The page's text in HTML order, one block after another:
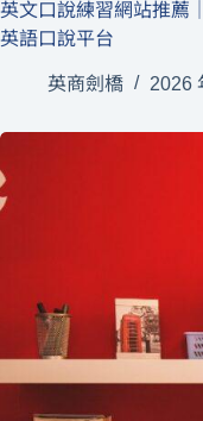
英文口說練習網站推薦
英語口說平台
英商劍橋 2026